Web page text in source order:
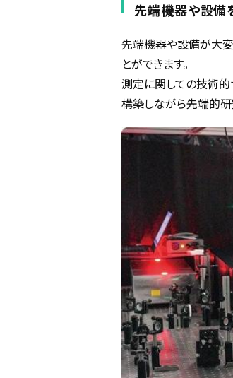
先端機器や設備
先端機器や設備が大変
とができます。
測定に関しての技術的
構築しながら先端的研